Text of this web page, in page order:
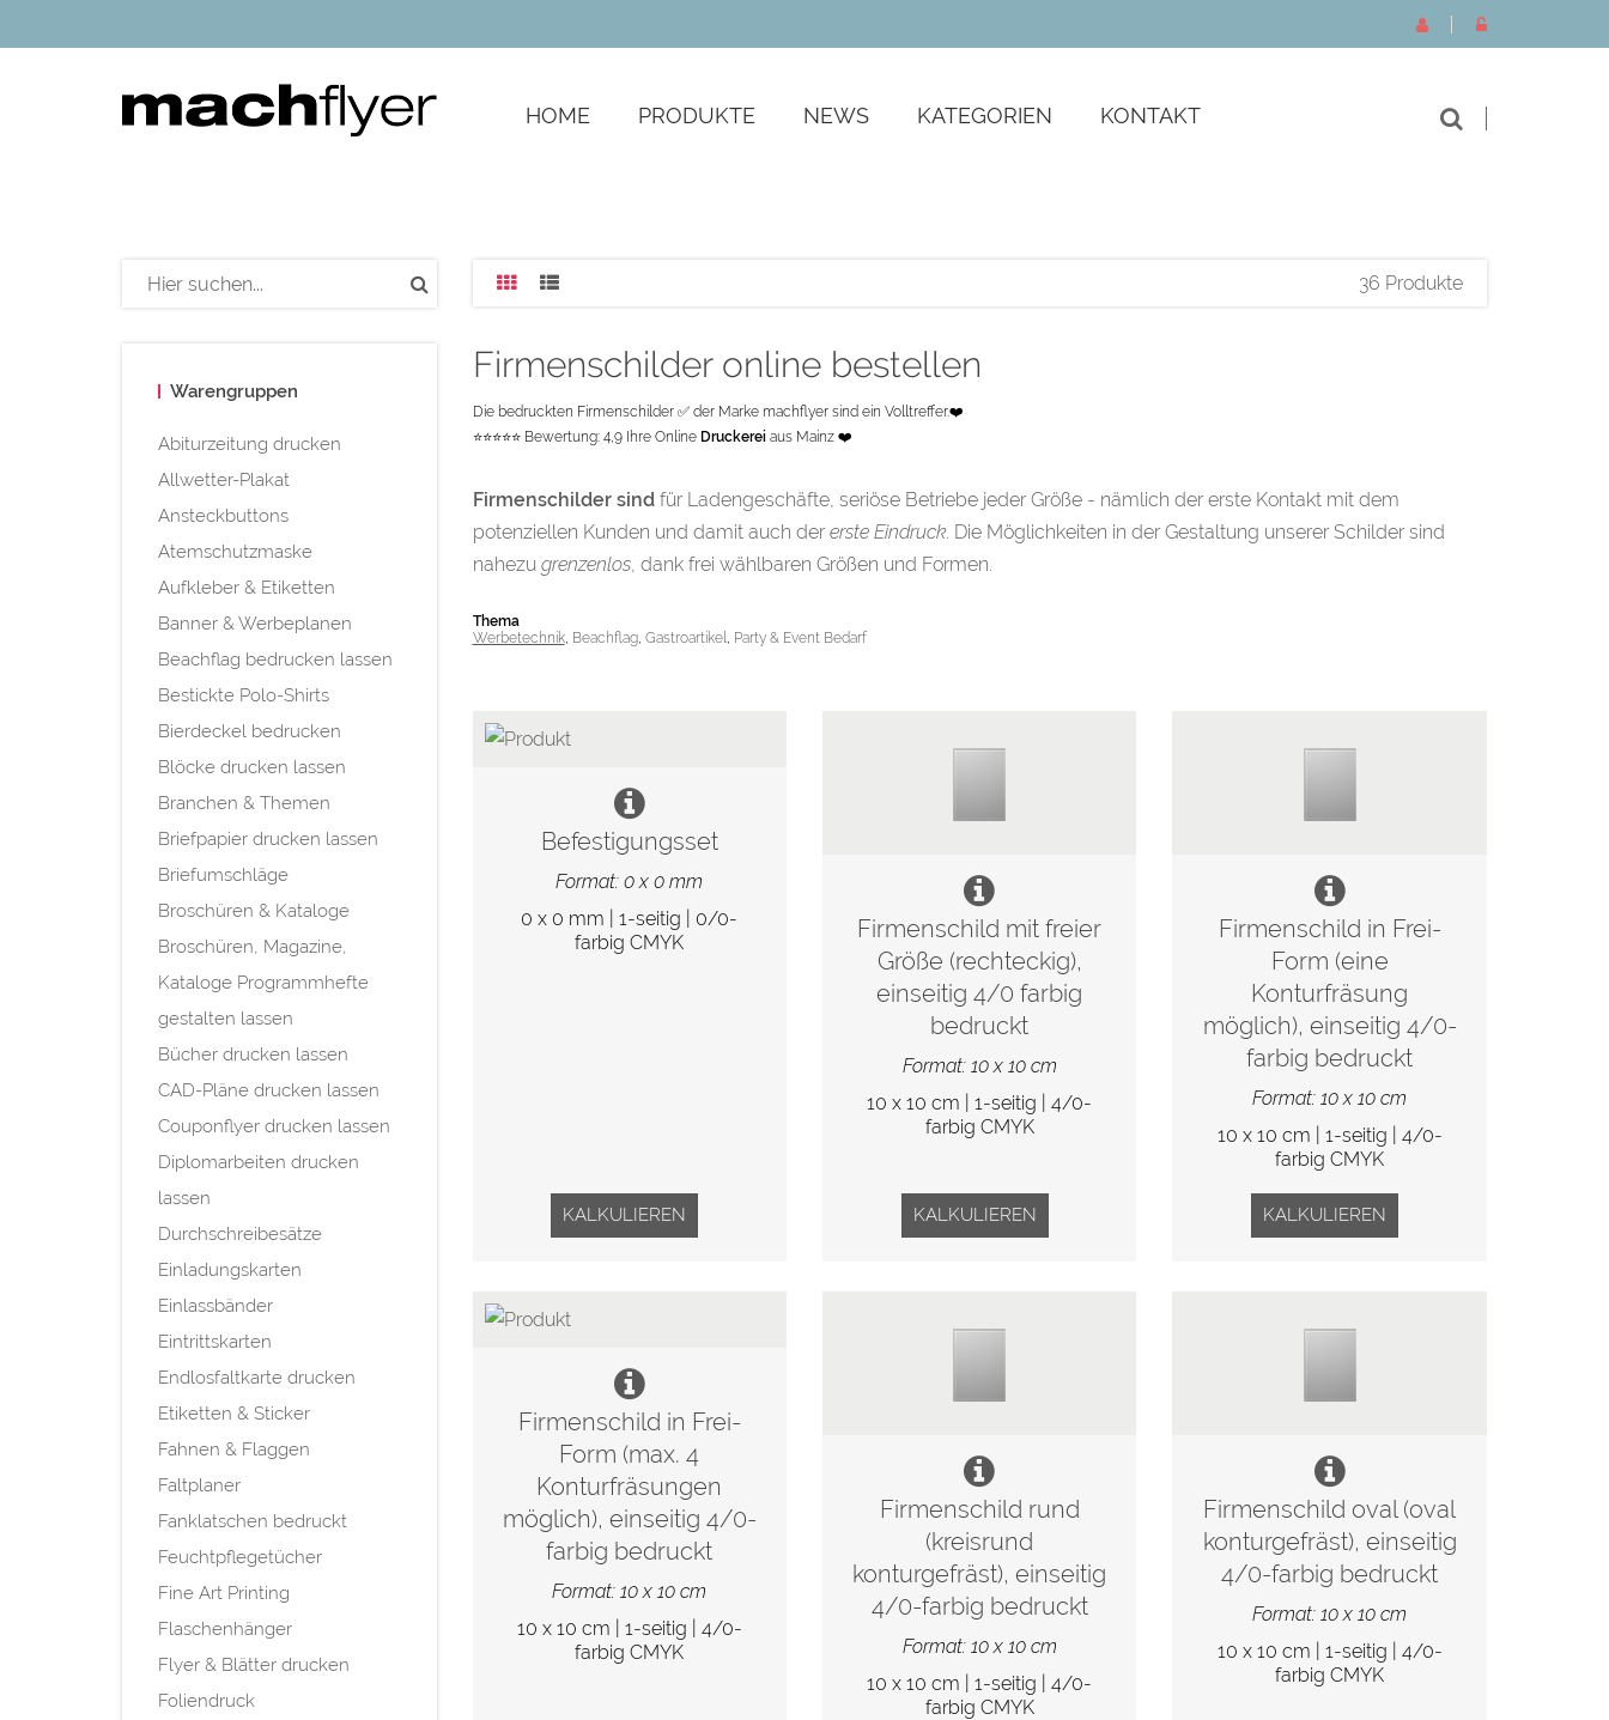
HOME PRODUKTE NEWS KATEGORIEN KONTAKT
Warengruppen
Abiturzeitung drucken
Allwetter-Plakat
Ansteckbuttons
Atemschutzmaske
Aufkleber & Etiketten
Banner & Werbeplanen
Beachflag bedrucken lassen
Bestickte Polo-Shirts
Bierdeckel bedrucken
Blöcke drucken lassen
Branchen & Themen
Briefpapier drucken lassen
Briefumschläge
Broschüren & Kataloge
Broschüren, Magazine,
Kataloge Programmhefte
gestalten lassen
Bücher drucken lassen
CAD-Pläne drucken lassen
Couponflyer drucken lassen
Diplomarbeiten drucken
lassen
Durchschreibesätze
Einladungskarten
Einlassbänder
Eintrittskarten
Endlosfaltkarte drucken
Etiketten & Sticker
Fahnen & Flaggen
Faltplaner
Fanklatschen bedruckt
Feuchtpflegetücher
Fine Art Printing
Flaschenhänger
Flyer & Blätter drucken
Foliendruck
36 Produkte
Firmenschilder online bestellen
Die bedruckten Firmenschilder ✅ der Marke machflyer sind ein Volltreffer.❤️
⭐⭐⭐⭐⭐Bewertung: 4,9 Ihre Online Druckereiaus Mainz ❤️
Firmenschilder sindfür Ladengeschäfte, seriöse Betriebe jeder Größe - nämlich der erste Kontakt mit dem
potenziellen Kunden und damit auch dererste Eindruck. Die Möglichkeiten in der Gestaltung unserer Schilder sind
nahezu grenzenlos, dank frei wählbaren Größen und Formen.
Thema
Werbetechnik, Beachflag, Gastroartikel Party & Event Bedarf
Befestigungsset
Format: 0 x 0 mm
0 x 0 mm | 1-seitig | 0/0-
farbig CMYK
KALKULIEREN
Firmenschild mit freier
Größe (rechteckig),
einseitig 4/0 farbig
bedruckt
Format: 10 x 10 cm
10 x 10 cm | 1-seitig | 4/0-
farbig CMYK
KALKULIEREN
Firmenschild in Frei-
Form (eine
Konturfräsung
möglich), einseitig 4/0-
farbig bedruckt
Format: 10 x 10 cm
10 x 10 cm | 1-seitig | 4/0-
farbig CMYK
KALKULIEREN
Firmenschild in Frei-
Form (max. 4
Konturfräsungen
möglich), einseitig 4/0-
farbig bedruckt
Format: 10 x 10 cm
10 x 10 cm | 1-seitig | 4/0-
farbig CMYK
Firmenschild rund
(kreisrund
konturgefräst), einseitig
4/0-farbig bedruckt
Format: 10 x 10 cm
10 x 10 cm | 1-seitig | 4/0-
farbig CMYK
Firmenschild oval (oval
konturgefräst), einseitig
4/0-farbig bedruckt
Format: 10 x 10 cm
10 x 10 cm | 1-seitig | 4/0-
farbig CMYK